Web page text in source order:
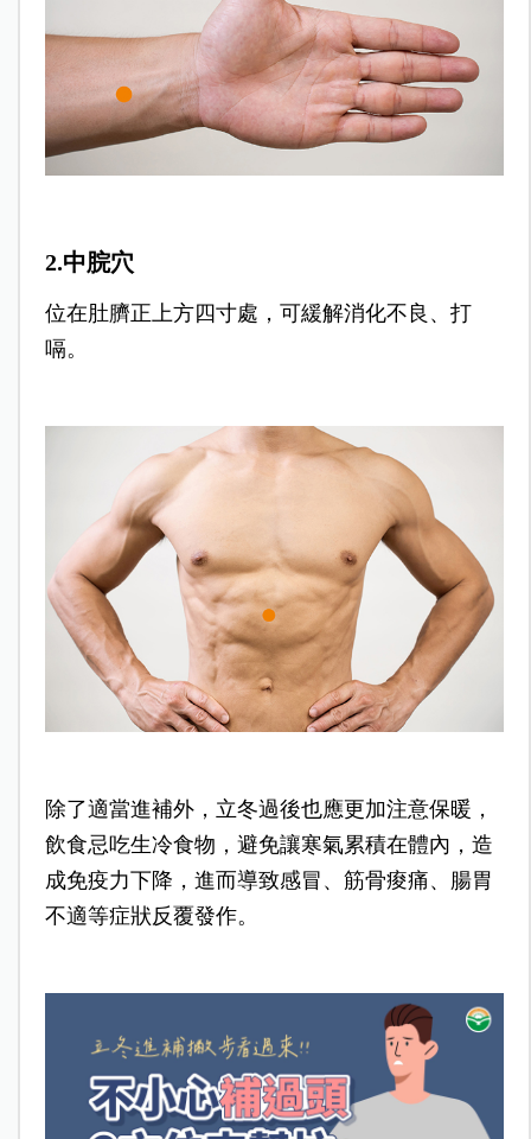
2.中脘穴
位在肚臍正上方四寸處，可緩解消化不良、打
嗝。
除了適當進補外，立冬過後也應更加注意保暖，
飲食忌吃生冷食物，避免讓寒氣累積在體內，造
成免疫力下降，進而導致感冒、筋骨痠痛、腸胃
不適等症狀反覆發作。